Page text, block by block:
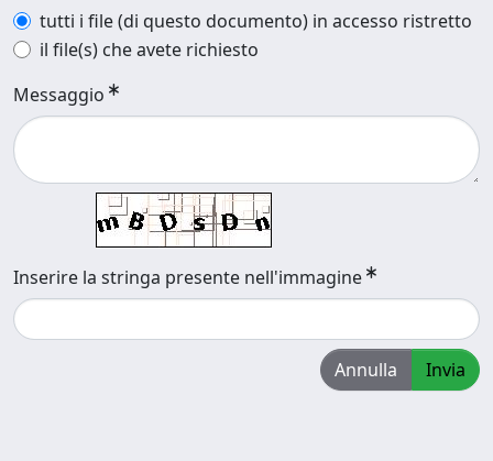
tutti i file (di questo documento) in accesso ristretto
il file(s) che avete richiesto
Messaggio
Inserire la stringa presente nell'immagine
Annulla Invia